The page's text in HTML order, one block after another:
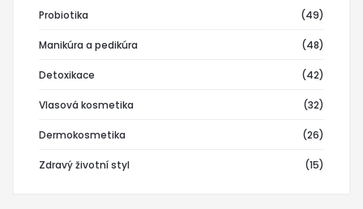
Probiotika (49)
Manikúra a pedikúra (48)
Detoxikace (42)
Vlasová kosmetika (32)
Dermokosmetika (26)
Zdravý životní styl (15)